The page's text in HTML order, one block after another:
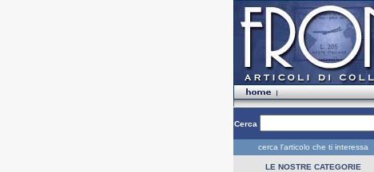
Cerca
cerca l'articolo che ti interessa
LE NOSTRE CATEGORIE